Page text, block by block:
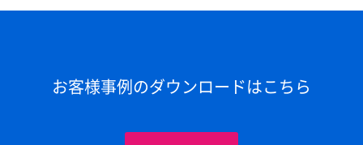
お客様事例のダウンロードはこちら